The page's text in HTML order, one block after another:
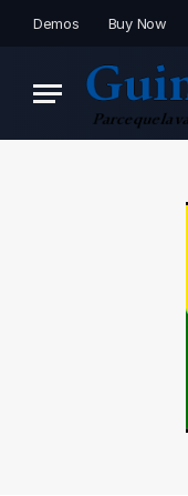
Demos Buy Now